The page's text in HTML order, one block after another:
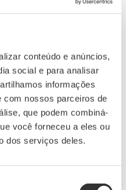
conteúdo e anúncios,
social e para analisar
informações
com nossos parceiros de
que podem combiná-
você forneceu a eles ou
dos serviços deles.
normais à primeira
podem ser detectadas
é ampliado